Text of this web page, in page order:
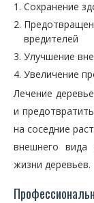
Сохранение
вредителей
Улучшение
Увеличение
Лечение
и
на соседние
внешнего вида
жизни деревьев.